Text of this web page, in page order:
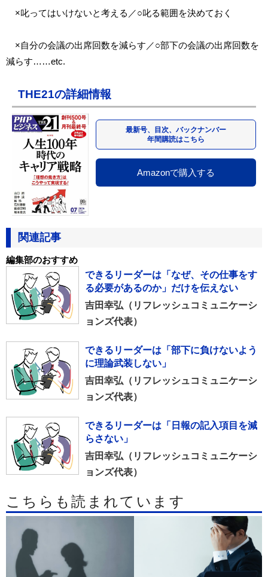
×叱ってはいけないと考える／○叱る範囲を決めておく
×自分の会議の出席回数を減らす／○部下の会議の出席回数を
減らす……etc.
THE21の詳細情報
最新号、目次、バックナンバー
年間購読はこちら
Amazonで購入する
関連記事
編集部のおすすめ
できるリーダーは「なぜ、その仕事をす
る必要があるのか」だけを伝えない
吉田幸弘（リフレッシュコミュニケーシ
ョンズ代表）
できるリーダーは「部下に負けないよう
に理論武装しない」
吉田幸弘（リフレッシュコミュニケーシ
ョンズ代表）
できるリーダーは「日報の記入項目を減
らさない」
吉田幸弘（リフレッシュコミュニケーシ
ョンズ代表）
こちらも読まれています